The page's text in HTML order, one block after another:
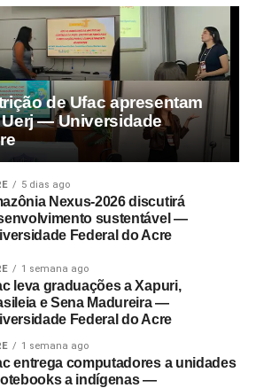
de Ufac apresentam
— Universidade
5 dias ago
Nexus-2026 discutirá
sustentável —
Federal do Acre
1 semana ago
leva graduações a Xapuri,
e Sena Madureira —
Federal do Acre
1 semana ago
entrega computadores a unidades
a indígenas —